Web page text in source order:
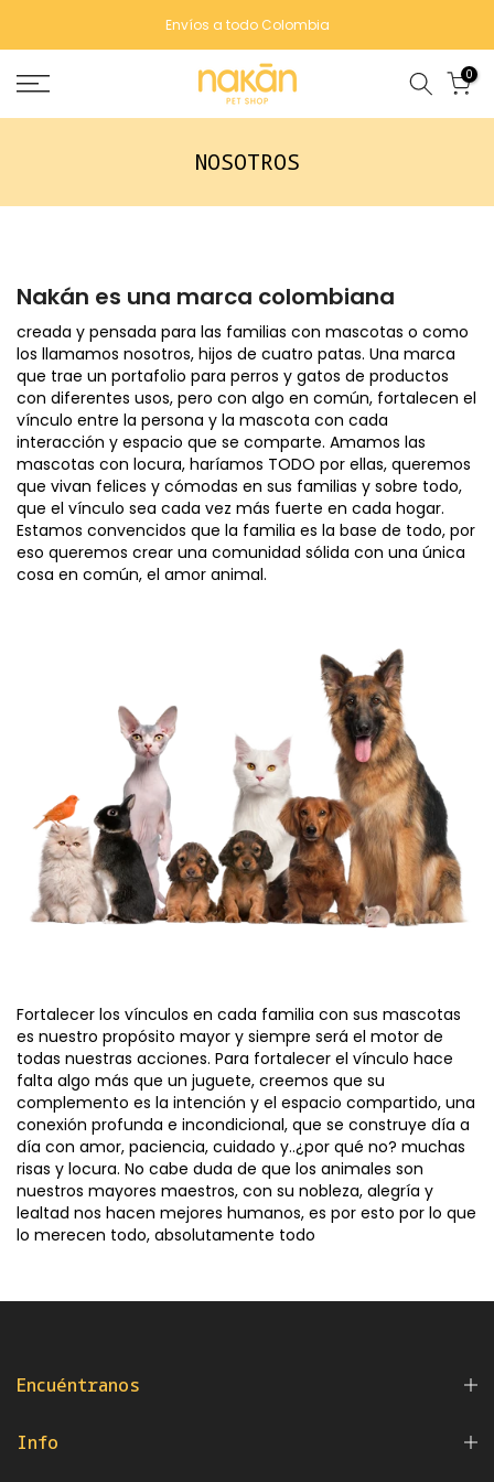
contenido
Envíos a todo Colombia
0
NOSOTROS
Nakán es una marca colombiana
creada y pensada para las familias con mascotas o como
los llamamos nosotros, hijos de cuatro patas. Una marca
que trae un portafolio para perros y gatos de productos
con diferentes usos, pero con algo en común, fortalecen el
vínculo entre la persona y la mascota con cada
interacción y espacio que se comparte. Amamos las
mascotas con locura, haríamos TODO por ellas, queremos
que vivan felices y cómodas en sus familias y sobre todo,
que el vínculo sea cada vez más fuerte en cada hogar.
Estamos convencidos que la familia es la base de todo, por
eso queremos crear una comunidad sólida con una única
cosa en común, el amor animal.
Fortalecer los vínculos en cada familia con sus mascotas
es nuestro propósito mayor y siempre será el motor de
todas nuestras acciones. Para fortalecer el vínculo hace
falta algo más que un juguete, creemos que su
complemento es la intención y el espacio compartido, una
conexión profunda e incondicional, que se construye día a
día con amor, paciencia, cuidado y..¿por qué no? muchas
risas y locura. No cabe duda de que los animales son
nuestros mayores maestros, con su nobleza, alegría y
lealtad nos hacen mejores humanos, es por esto por lo que
lo merecen todo, absolutamente todo
Encuéntranos
Info